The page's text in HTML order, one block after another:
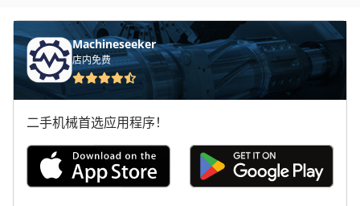
Machineseeker
店内免费
二手机械首选应用程序！